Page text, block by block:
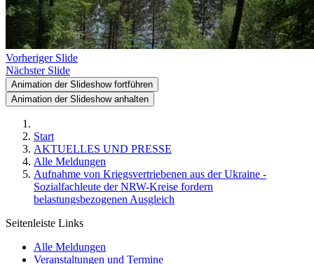
Vorheriger Slide
Nächster Slide
Animation der Slideshow fortführen
Animation der Slideshow anhalten
Start
AKTUELLES UND PRESSE
Alle Meldungen
Aufnahme von Kriegsvertriebenen aus der Ukraine -
Sozialfachleute der NRW-Kreise fordern
belastungsbezogenen Ausgleich
Seitenleiste Links
Alle Meldungen
Veranstaltungen und Termine